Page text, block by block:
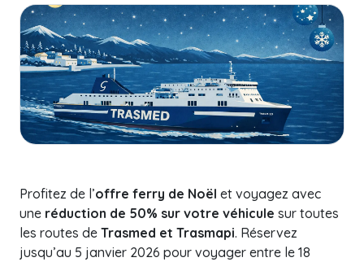
Profitez de l’offre ferry de Noël et voyagez avec
une réduction de 50% sur votre véhicule sur toutes
les routes de Trasmed et Trasmapi. Réservez
jusqu’au 5 janvier 2026 pour voyager entre le 18